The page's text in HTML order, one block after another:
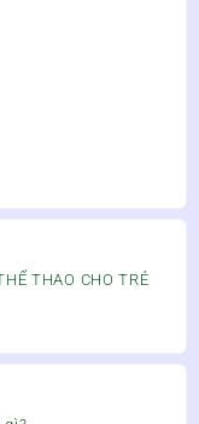
THAO CHO TRẺ